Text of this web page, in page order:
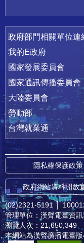
政府部門相關單位連
我的E政府
國家發展委員會
國家通訊傳播委員會
大陸委員會
勞動部
台灣就業通
隱私權保護政策
政府網站資料開放
(02)2321-5191 │
管理單位：漢聲電臺資訊
瀏覽人次：21,650,349
本網站為漢聲廣播電臺